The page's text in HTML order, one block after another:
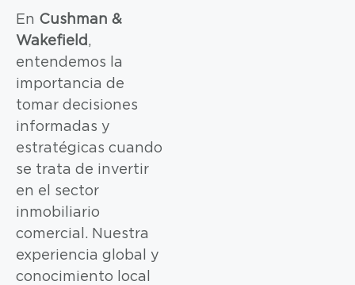
En Cushman &
Wakefield ,
entendemos la
importancia de
tomar decisiones
informadas y
estratégicas cuando
se trata de invertir
en el sector
inmobiliario
comercial. Nuestra
experiencia global y
conocimiento local